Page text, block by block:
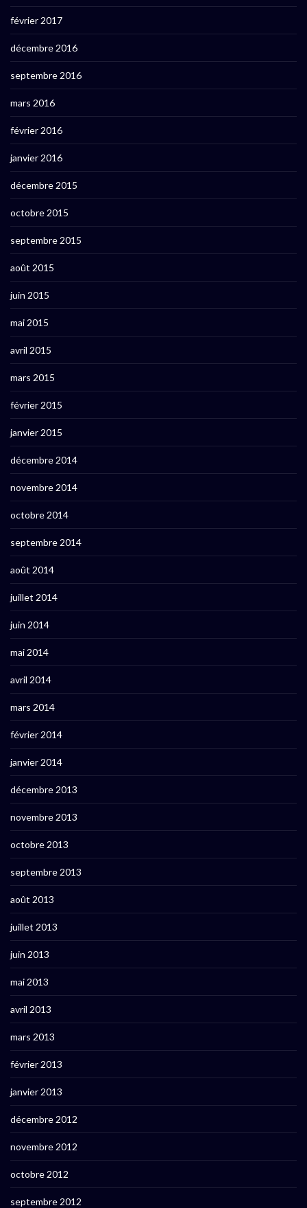
février 2017
décembre 2016
septembre 2016
mars 2016
février 2016
janvier 2016
décembre 2015
octobre 2015
septembre 2015
août 2015
juin 2015
mai 2015
avril 2015
mars 2015
février 2015
janvier 2015
décembre 2014
novembre 2014
octobre 2014
septembre 2014
août 2014
juillet 2014
juin 2014
mai 2014
avril 2014
mars 2014
février 2014
janvier 2014
décembre 2013
novembre 2013
octobre 2013
septembre 2013
août 2013
juillet 2013
juin 2013
mai 2013
avril 2013
mars 2013
février 2013
janvier 2013
décembre 2012
novembre 2012
octobre 2012
septembre 2012